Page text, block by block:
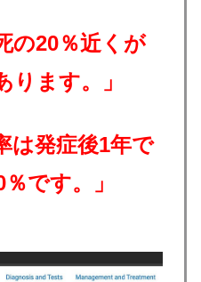
の20％近くが
ります。」
は発症後1年で
です。」